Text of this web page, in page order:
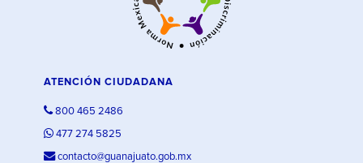
ATENCIÓN CIUDADANA
800 465 2486
477 274 5825
contacto@guanajuato.gob.mx